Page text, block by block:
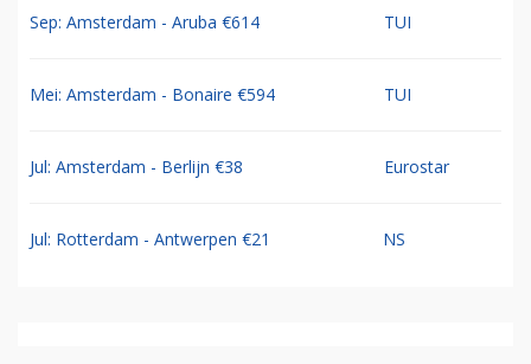
Sep: Amsterdam - Aruba €614 TUI
Mei: Amsterdam - Bonaire €594 TUI
Jul: Amsterdam - Berlijn €38 Eurostar
Jul: Rotterdam - Antwerpen €21 NS